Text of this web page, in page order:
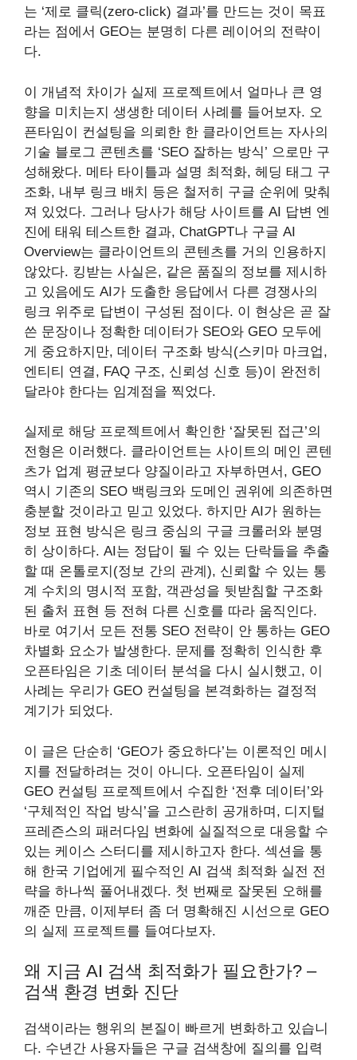
는 ‘제로 클릭(zero-click) 결과’를 만드는 것이 목표
라는 점에서 GEO는 분명히 다른 레이어의 전략이
다.
이 개념적 차이가 실제 프로젝트에서 얼마나 큰 영
향을 미치는지 생생한 데이터 사례를 들어보자. 오
픈타임이 컨설팅을 의뢰한 한 클라이언트는 자사의
기술 블로그 콘텐츠를 ‘SEO 잘하는 방식’ 으로만 구
성해왔다. 메타 타이틀과 설명 최적화, 헤딩 태그 구
조화, 내부 링크 배치 등은 철저히 구글 순위에 맞춰
져 있었다. 그러나 당사가 해당 사이트를 AI 답변 엔
진에 태워 테스트한 결과, ChatGPT나 구글 AI
Overview는 클라이언트의 콘텐츠를 거의 인용하지
않았다. 킹받는 사실은, 같은 품질의 정보를 제시하
고 있음에도 AI가 도출한 응답에서 다른 경쟁사의
링크 위주로 답변이 구성된 점이다. 이 현상은 곧 잘
쓴 문장이나 정확한 데이터가 SEO와 GEO 모두에
게 중요하지만, 데이터 구조화 방식(스키마 마크업,
엔티티 연결, FAQ 구조, 신뢰성 신호 등)이 완전히
달라야 한다는 임계점을 찍었다.
실제로 해당 프로젝트에서 확인한 ‘잘못된 접근’의
전형은 이러했다. 클라이언트는 사이트의 메인 콘텐
츠가 업계 평균보다 양질이라고 자부하면서, GEO
역시 기존의 SEO 백링크와 도메인 권위에 의존하면
충분할 것이라고 믿고 있었다. 하지만 AI가 원하는
정보 표현 방식은 링크 중심의 구글 크롤러와 분명
히 상이하다. AI는 정답이 될 수 있는 단락들을 추출
할 때 온톨로지(정보 간의 관계), 신뢰할 수 있는 통
계 수치의 명시적 포함, 객관성을 뒷받침할 구조화
된 출처 표현 등 전혀 다른 신호를 따라 움직인다.
바로 여기서 모든 전통 SEO 전략이 안 통하는 GEO
차별화 요소가 발생한다. 문제를 정확히 인식한 후
오픈타임은 기초 데이터 분석을 다시 실시했고, 이
사례는 우리가 GEO 컨설팅을 본격화하는 결정적
계기가 되었다.
이 글은 단순히 ‘GEO가 중요하다’는 이론적인 메시
지를 전달하려는 것이 아니다. 오픈타임이 실제
GEO 컨설팅 프로젝트에서 수집한 ‘전후 데이터’와
‘구체적인 작업 방식’을 고스란히 공개하며, 디지털
프레즌스의 패러다임 변화에 실질적으로 대응할 수
있는 케이스 스터디를 제시하고자 한다. 섹션을 통
해 한국 기업에게 필수적인 AI 검색 최적화 실전 전
략을 하나씩 풀어내겠다. 첫 번째로 잘못된 오해를
깨준 만큼, 이제부터 좀 더 명확해진 시선으로 GEO
의 실제 프로젝트를 들여다보자.
왜 지금 AI 검색 최적화가 필요한가? –
검색 환경 변화 진단
검색이라는 행위의 본질이 빠르게 변화하고 있습니
다. 수년간 사용자들은 구글 검색창에 질의를 입력